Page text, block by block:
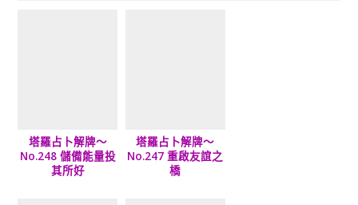
塔羅占卜解牌～
No.248 儲備能量投
其所好
塔羅占卜解牌～
No.247 重啟友誼之
橋